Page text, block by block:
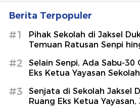
Berita Terpopuler
#1
Pihak Sekolah di Jaksel
Temuan Ratusan Senpi
#2
Selain Senpi, Ada Sabu-30
Eks Ketua Yayasan
#3
Senjata di Sekolah Jaksel
Ruang Eks Ketua